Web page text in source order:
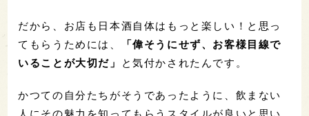
だから、お店も日本酒自体はもっと楽しい！と思っ
てもらうためには、
「偉そうにせず、お客様目線で
いることが大切だ」
と気付かされたんです。
かつての自分たちがそうであったように、飲まない
人にその魅力を知ってもらうスタイルが良いと思い